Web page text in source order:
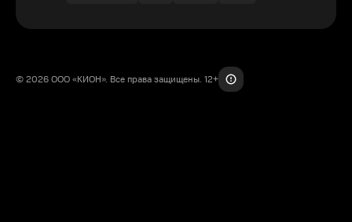
© 2026 ООО «КИОН». Все права защищены. 12+